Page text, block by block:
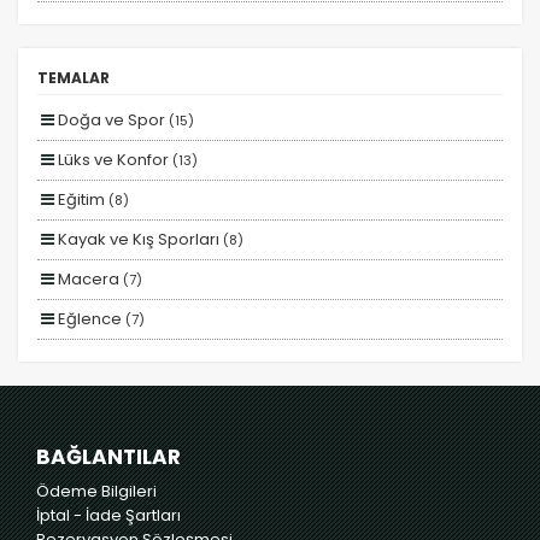
Planlanan
Otobüs Ile
Uçak Ile
Ekstralar Dahil
TEMALAR
Doğa ve Spor (15)
Lüks ve Konfor (13)
Eğitim (8)
Kayak ve Kış Sporları (8)
Macera (7)
Eğlence (7)
Romantizm ve Balayı(7)
Deniz(7)
Otel ve Konaklama(7)
BAĞLANTILAR
Ödeme Bilgileri
İptal - İade Şartları